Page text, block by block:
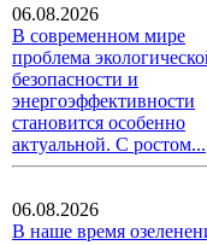
06.08.2026
В современном мире
проблема
безопасности и
энергоэффективности
становится особенно
актуальной. С ростом...
06.08.2026
В наше время